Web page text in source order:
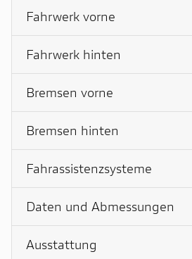
Fahrwerk vorne
Fahrwerk hinten
Bremsen vorne
Bremsen hinten
Fahrassistenzsysteme
Daten und Abmessungen
Ausstattung